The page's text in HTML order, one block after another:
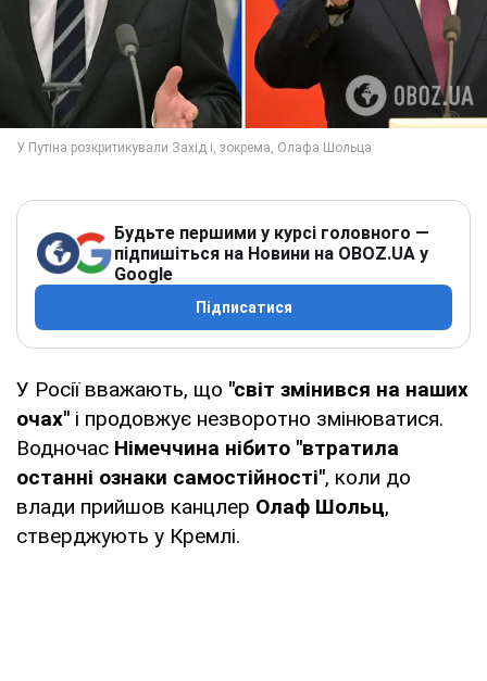
Будьте першими у курсі головного —
підпишіться на Новини на OBOZ.UA у
Google
Підписатися
У Росії вважають, що "світ змінився на наших
очах" і продовжує незворотно змінюватися.
Водночас Німеччина нібито "втратила
останні ознаки самостійності", коли до
влади прийшов канцлер Олаф Шольц,
стверджують у Кремлі.